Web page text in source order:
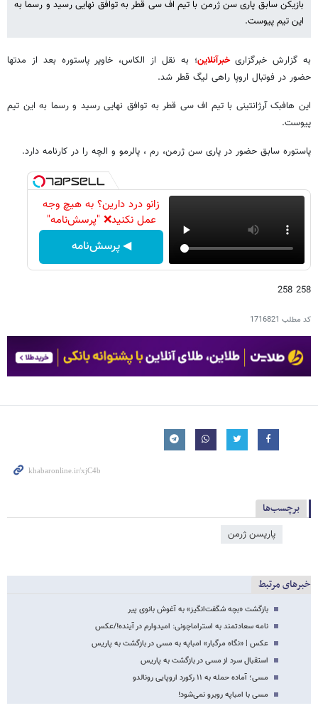
بازیکن سابق پاری سن ژرمن با تیم اف سی قطر به توافق نهایی رسید و رسما به
این تیم پیوست.
به گزارش خبرگزاریخبرآنلاین؛ به نقل از الکاس، خاویر پاستوره بعد از مدتها
حضور در فوتبال اروپا راهی لیگ قطر شد.
این هافبک آرژانتینی با تیم اف سی قطر به توافق نهایی رسید و رسما به این تیم
پیوست.
پاستوره سابق حضور در پاری سن ژرمن، رم ، پالرمو و الچه را در کارنامه دارد.
زانو درد دارین؟ به هیچ وجه
عمل نکنید❌ "پرسش‌نامه"
◀ پرسش‌نامه
258 258
کد مطلب 1716821
برچسب‌ها
پاریسن ژرمن
خبرهای مرتبط
بازگشت «بچه شگفت‌انگیز» به آغوش بانوی پیر
نامه سعادتمند به استراماچونی: امیدوارم در آینده!/عکس
عکس | «نگاه مرگبار» امباپه به مسی در بازگشت به پاریس
استقبال سرد از مسی در بازگشت به پاریس
مسی؛ آماده حمله به ۱۱ رکورد اروپایی رونالدو
مسی با امباپه روبرو نمی‌شود!